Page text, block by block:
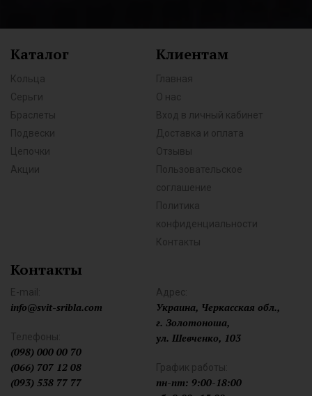
Каталог
Кольца
Серьги
Браслеты
Подвески
Цепочки
Акции
Клиентам
Главная
О нас
Вход в личный кабинет
Доставка и оплата
Отзывы
Пользовательское
соглашение
Политика
конфиденциальности
Контакты
Контакты
E-mail:
info@svit-sribla.com
Телефоны:
(098) 000 00 70
(066) 707 12 08
(093) 538 77 77
Адрес:
Украина, Черкасская обл.,
г. Золотоноша,
ул. Шевченко, 103
График работы:
пн-пт: 9:00-18:00